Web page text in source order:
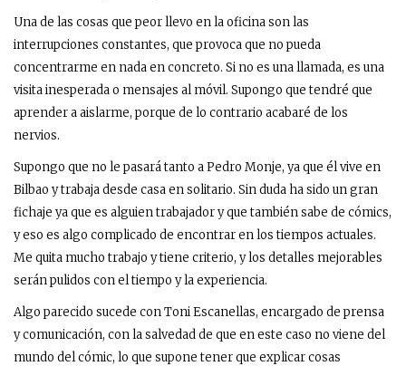
Una de las cosas que peor llevo en la oficina son las
interrupciones constantes, que provoca que no pueda
concentrarme en nada en concreto. Si no es una llamada, es una
visita inesperada o mensajes al móvil. Supongo que tendré que
aprender a aislarme, porque de lo contrario acabaré de los
nervios.
Supongo que no le pasará tanto a Pedro Monje, ya que él vive en
Bilbao y trabaja desde casa en solitario. Sin duda ha sido un gran
fichaje ya que es alguien trabajador y que también sabe de cómics,
y eso es algo complicado de encontrar en los tiempos actuales.
Me quita mucho trabajo y tiene criterio, y los detalles mejorables
serán pulidos con el tiempo y la experiencia.
Algo parecido sucede con Toni Escanellas, encargado de prensa
y comunicación, con la salvedad de que en este caso no viene del
mundo del cómic, lo que supone tener que explicar cosas